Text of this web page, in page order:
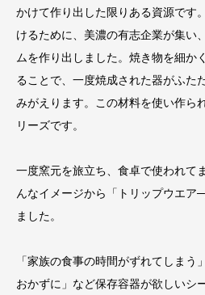
かけて作り出した限りある資源です
けるために、美濃の有志企業が集い
ムを作り出しました。焼き物を細か
ることで、一度焼成された器がふた
みがえります。この材料を使い作ら
リーズです。
一度窯元を旅立ち、食卓で使われて
んなイメージから「トリップウエア
ました。
「家族の食事の時間がずれてしま
おかずに」など保存容器が欲しいシ